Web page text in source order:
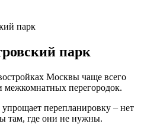
парк
парк
Москвы чаще всего
межкомнатных перегородок.
перепланировку – нет
там, где они не нужны.